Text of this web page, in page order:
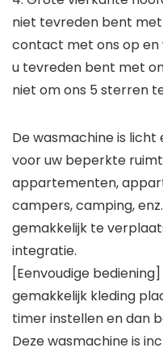
niet tevreden bent
contact met ons op en
u tevreden bent met
niet om ons 5 sterren
De wasmachine is
voor uw beperkte
appartementen,
campers, camping,
gemakkelijk te
integratie.
[Eenvoudige
gemakkelijk kleding
timer instellen en dan
Deze wasmachine is